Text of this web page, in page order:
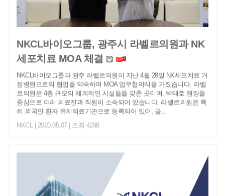
NKCL바이오그룹, 광주시 라벨르의원과 NK
세포치료 MOA 체결
NKCL바이오그룹과 광주 라벨르의원이 지난 4월 28일 NK세포치료 거
점병원으로의 협업을 약속하며 MOA 업무협약식을 가졌습니다. 라벨
르의원은 4층 규모의 체계적인 시설들을 갖춘 곳이며, 박태호 원장을
중심으로 여러 의료진과 직원이 소속되어 있습니다. 라벨르의원은 특
히 외국인 환자 유치의료기관으로 등록되어 있어, 글...
NKCL | 2020.05.07 | 조회 4298